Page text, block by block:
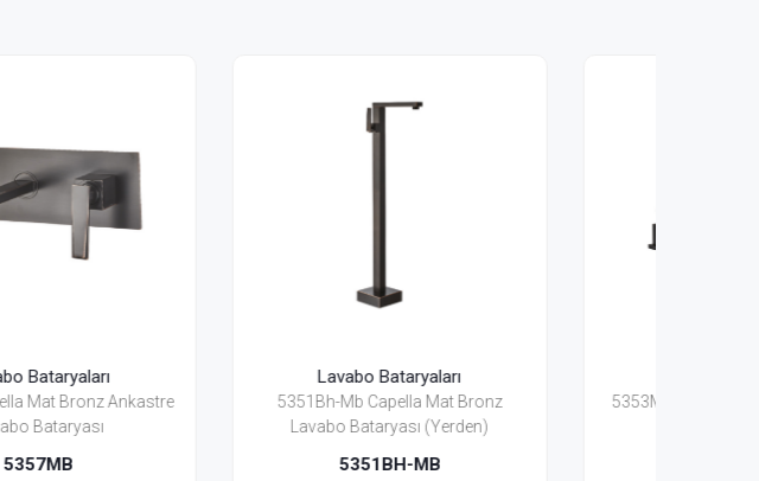
Lavabo Bataryaları
5351Bh-Mb Capella Mat Bronz
Lavabo Bataryası (Yerden)
Lavabo Bataryaları
5353Mb Capella Mat Bronz Lavabo
Bataryası(3 Delikli)